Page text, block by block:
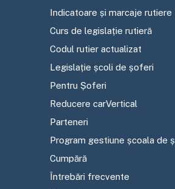
Indicatoare și marcaje rutiere
Curs de legislație rutieră
Codul rutier actualizat
Legislație școli de șoferi
Pentru Șoferi
Reducere carVertical
Parteneri
Program gestiune școala de
Cumpără
Întrebări frecvente